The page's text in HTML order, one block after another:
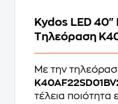
Kydos LED 40"
Τηλεόραση
Με την
τέλεια ποιότητα